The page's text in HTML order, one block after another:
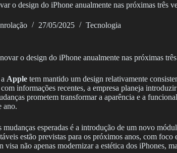
o design do iPhone anualmente nas próximas três
27/05/2025 Tecnologia
Apple tem mantido um design relativamente
informações recentes, a empresa planeja
prometem transformar a aparência e a
ano.
mudanças esperadas é a introdução de um novo
estão previstas para os próximos anos, com
visa não apenas modernizar a estética dos iPhones,